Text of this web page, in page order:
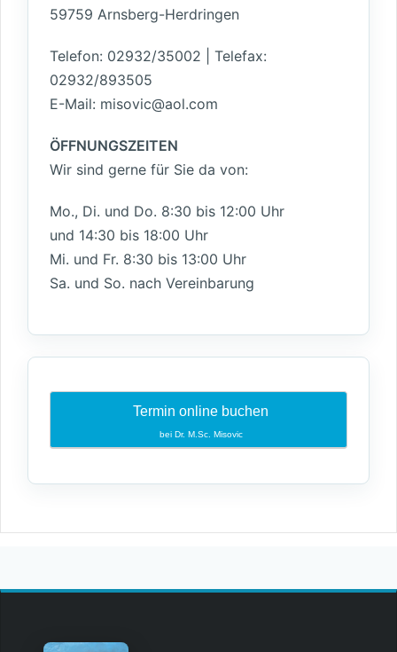
59759 Arnsberg-Herdringen
Telefon: 02932/35002 | Telefax:
02932/893505
E-Mail: misovic@aol.com
ÖFFNUNGSZEITEN
Wir sind gerne für Sie da von:
Mo., Di. und Do. 8:30 bis 12:00 Uhr
und 14:30 bis 18:00 Uhr
Mi. und Fr. 8:30 bis 13:00 Uhr
Sa. und So. nach Vereinbarung
Termin online buchen
bei Dr. M.Sc. Misovic